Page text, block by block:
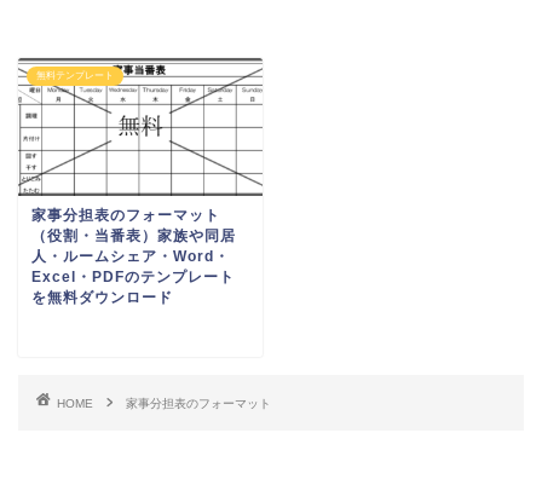
無料テンプレート
家事分担表のフォーマット
（役割・当番表）家族や同居
人・ルームシェア・Word・
Excel・PDFのテンプレート
を無料ダウンロード
HOME 家事分担表のフォーマット